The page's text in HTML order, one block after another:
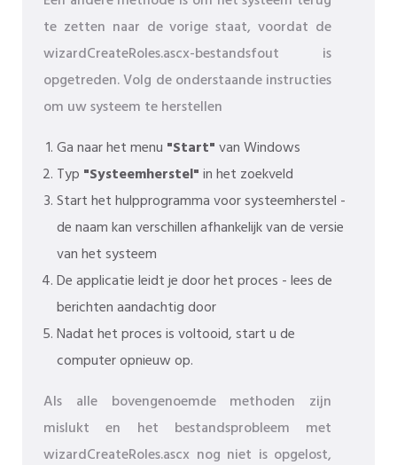
te zetten naar de vorige staat, voordat de
wizardCreateRoles.ascx-bestandsfout is
opgetreden. Volg de onderstaande instructies
om uw systeem te herstellen
Ga naar het menu "Start"van Windows
Typ "Systeemherstel"in het zoekveld
Start het hulpprogramma voor systeemherstel -
de naam kan verschillen afhankelijk van de versie
van het systeem
De applicatie leidt je door het proces - lees de
berichten aandachtig door
Nadat het proces is voltooid, start u de
computer opnieuw op.
Als alle bovengenoemde methoden zijn
mislukt en het bestandsprobleem met
wizardCreateRoles.ascx nog niet is opgelost,